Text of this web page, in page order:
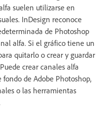
suelen utilizarse en
InDesign reconoce
de Photoshop
alfa. Si el gráfico tiene un
quitarlo o crear y guardar
crear canales alfa
de Adobe Photoshop,
o las herramientas